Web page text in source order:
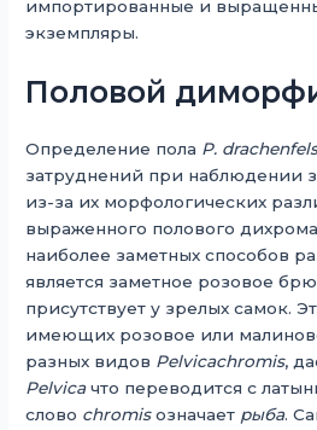
импортированные и
экземпляры.
Половой
Определение пола P.
затруднений при наблюдении
из-за их морфологических
выраженного полового
наиболее заметных способов
является заметное розовое
присутствует у зрелых самок.
имеющих розовое или
разных видов Pelvicachromis,
Pelvicaчто переводится с
слово chromisозначает рыба.